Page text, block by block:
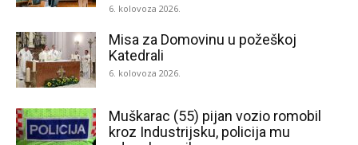
6. kolovoza 2026.
Misa za Domovinu u požeškoj
Katedrali
6. kolovoza 2026.
Muškarac (55) pijan vozio romobil
kroz Industrijsku, policija mu